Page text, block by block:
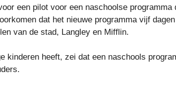
een pilot voor een naschoolse
dat het nieuwe programma vijf
van de stad, Langley en Mifflin.
kinderen heeft, zei dat een naschools